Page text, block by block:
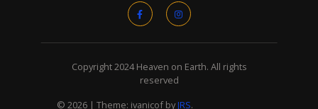
Copyright 2024 Heaven on Earth. All rights
reserved
© 2026 | Theme: ivanicof byJRS.